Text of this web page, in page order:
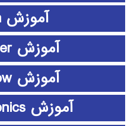
آموزش python
آموزش rapidminer
آموزش ShowFlow
آموزش SimElectronics